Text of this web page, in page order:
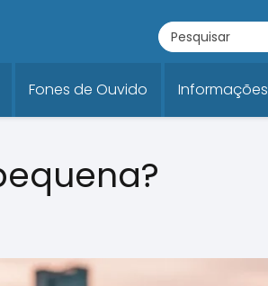
Fones de Ouvido Informações